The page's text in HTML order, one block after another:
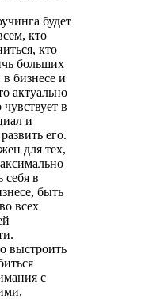
будет
кто
кто
больших
в бизнесе и
актуально
чувствует в
и
его.
для тех,
себя в
быть
всех
выстроить
с